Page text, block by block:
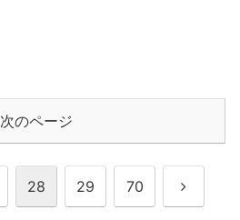
次のページ
28 29 70 次